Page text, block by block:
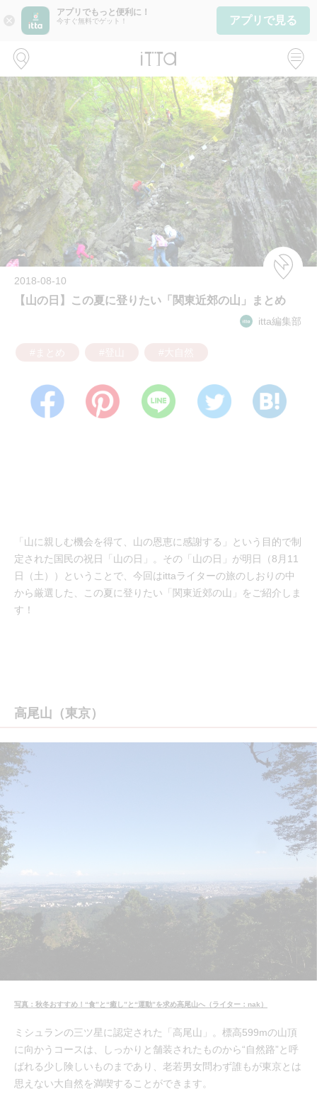
close
アプリでもっと便利に！
今すぐ無料でゲット！ アプリで見る
2018-08-10
【山の日】この夏に登りたい「関東近郊の山」まとめ
itta編集部
「山に親しむ機会を得て、山の恩恵に感謝する」という目的で制
定された国民の祝日「山の日」。その「山の日」が明日（8月11
日（土））ということで、今回はittaライターの旅のしおりの中
から厳選した、この夏に登りたい「関東近郊の山」をご紹介しま
す！
高尾山（東京）
写真：秋冬おすすめ！“食”と“癒し”と“運動”を求め高尾山へ（ライター：nak）
ミシュランの三ツ星に認定された「高尾山」。標高599mの山頂
に向かうコースは、しっかりと舗装されたものから“自然路”と呼
ばれる少し険しいものまであり、老若男女問わず誰もが東京とは
思えない大自然を満喫することができます。